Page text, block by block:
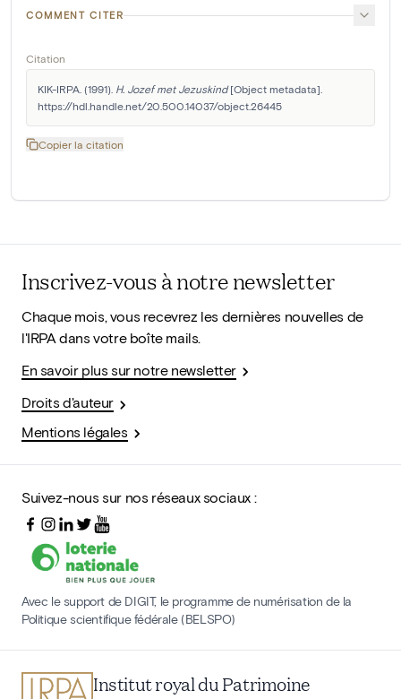
COMMENT CITER
Citation
KIK-IRPA. (1991). H. Jozef met Jezuskind [Object metadata].
https://hdl.handle.net/20.500.14037/object.26445
Copier la citation
Inscrivez-vous à notre newsletter
Chaque mois, vous recevrez les dernières nouvelles de
l'IRPA dans votre boîte mails.
En savoir plus sur notre newsletter
Droits d'auteur
Mentions légales
Suivez-nous sur nos réseaux sociaux :
Avec le support de DIGIT, le programme de numérisation de la
Politique scientifique fédérale (BELSPO)
Institut royal du Patrimoine